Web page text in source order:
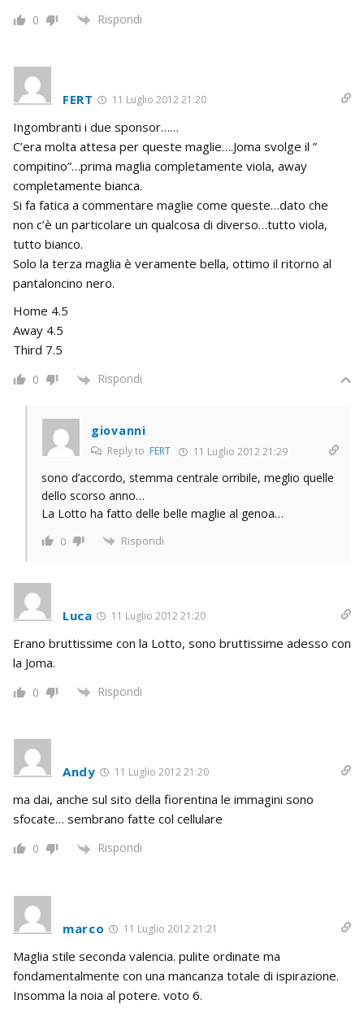
0 Rispondi
FERT 11 Luglio 2012 21:20
Ingombranti i due sponsor……
C’era molta attesa per queste maglie….Joma svolge il ”
compitino”…prima maglia completamente viola, away
completamente bianca.
Si fa fatica a commentare maglie come queste…dato che
non c’è un particolare un qualcosa di diverso…tutto viola,
tutto bianco.
Solo la terza maglia è veramente bella, ottimo il ritorno al
pantaloncino nero.
Home 4.5
Away 4.5
Third 7.5
0 Rispondi
giovanni
Reply to FERT 11 Luglio 2012 21:29
sono d’accordo, stemma centrale orribile, meglio quelle
dello scorso anno…
La Lotto ha fatto delle belle maglie al genoa…
0 Rispondi
Luca 11 Luglio 2012 21:20
Erano bruttissime con la Lotto, sono bruttissime adesso con
la Joma.
0 Rispondi
Andy 11 Luglio 2012 21:20
ma dai, anche sul sito della fiorentina le immagini sono
sfocate… sembrano fatte col cellulare
0 Rispondi
marco 11 Luglio 2012 21:21
Maglia stile seconda valencia. pulite ordinate ma
fondamentalmente con una mancanza totale di ispirazione.
Insomma la noia al potere. voto 6.